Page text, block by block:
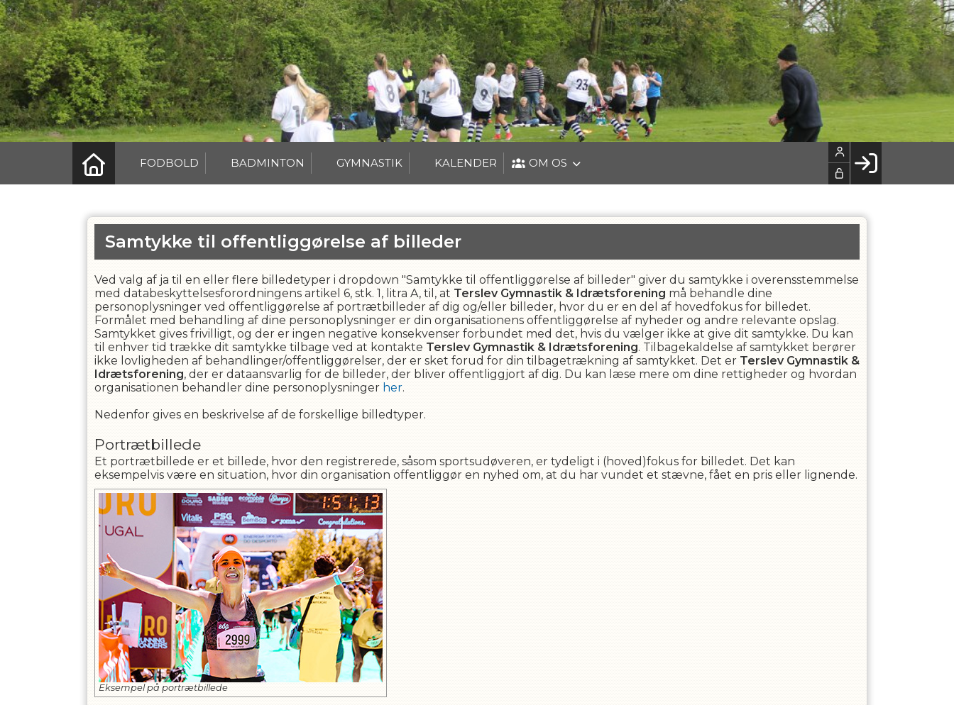
FODBOLD BADMINTON GYMNASTIK KALENDER OM OS
Samtykke til offentliggørelse af billeder
Ved valg af ja til en eller flere billedetyper i dropdown "Samtykke til offentliggørelse af billeder" giver du samtykke i overensstemmelse
med databeskyttelsesforordningens artikel 6, stk. 1, litra A, til, at Terslev Gymnastik & Idrætsforening må behandle dine
personoplysninger ved offentliggørelse af portrætbilleder af dig og/eller billeder, hvor du er en del af hovedfokus for billedet.
Formålet med behandling af dine personoplysninger er din organisationens offentliggørelse af nyheder og andre relevante opslag.
Samtykket gives frivilligt, og der er ingen negative konsekvenser forbundet med det, hvis du vælger ikke at give dit samtykke. Du kan
til enhver tid trække dit samtykke tilbage ved at kontakte Terslev Gymnastik & Idrætsforening. Tilbagekaldelse af samtykket berører
ikke lovligheden af behandlinger/offentliggørelser, der er sket forud for din tilbagetrækning af samtykket. Det er Terslev Gymnastik &
Idrætsforening, der er dataansvarlig for de billeder, der bliver offentliggjort af dig. Du kan læse mere om dine rettigheder og hvordan
organisationen behandler dine personoplysninger her.
Nedenfor gives en beskrivelse af de forskellige billedtyper.
Portrætbillede
Et portrætbillede er et billede, hvor den registrerede, såsom sportsudøveren, er tydeligt i (hoved)fokus for billedet. Det kan
eksempelvis være en situation, hvor din organisation offentliggør en nyhed om, at du har vundet et stævne, fået en pris eller lignende.
Eksempel på portrætbillede